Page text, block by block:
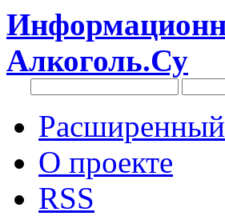
Алкоголь.Су
О проекте
RSS